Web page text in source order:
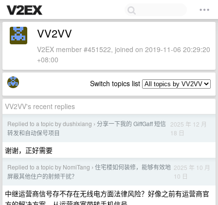
VV2VV
V2EX member #451522, joined on 2019-11-06 20:29:20
+08:00
Switch topics list
VV2VV's recent replies
Replied to a topic by dushixiang › 分享一下我的 GiffGaff 短信
转发和自动保号项目
2025 年 12 月
18 日
谢谢，正好需要
Replied to a topic by NomiTang › 住宅楼如何装修，能够有效地
屏蔽其他住户的射频干扰？
2025 年 10 月
10 日
中继运营商信号存不存在无线电方面法律风险？好像之前有运营商官